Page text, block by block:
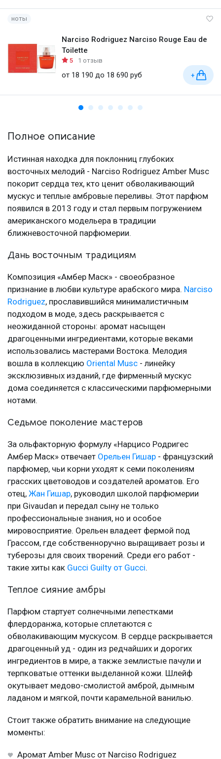
ноты
Narciso Rodriguez Narciso Rouge Eau de
Toilette
5 1 отзыв
от 18 190 до 18 690 руб +
Полное описание
Истинная находка для поклонниц глубоких
восточных мелодий - Narciso Rodriguez Amber Musc
покорит сердца тех, кто ценит обволакивающий
мускус и теплые амбровые переливы. Этот парфюм
появился в 2013 году и стал первым погружением
американского модельера в традиции
ближневосточной парфюмерии.
Дань восточным традициям
Композиция «Амбер Маск» - своеобразное
признание в любви культуре арабского мира. Narciso
Rodriguez, прославившийся минималистичным
подходом в моде, здесь раскрывается с
неожиданной стороны: аромат насыщен
драгоценными ингредиентами, которые веками
использовались мастерами Востока. Мелодия
вошла в коллекцию Oriental Musc - линейку
эксклюзивных изданий, где фирменный мускус
дома соединяется с классическими парфюмерными
нотами.
Седьмое поколение мастеров
За ольфакторную формулу «Нарцисо Родригес
Амбер Маск» отвечает Орельен Гишар - французский
парфюмер, чьи корни уходят к семи поколениям
грасских цветоводов и создателей ароматов. Его
отец, Жан Гишар, руководил школой парфюмерии
при Givaudan и передал сыну не только
профессиональные знания, но и особое
мировосприятие. Орельен владеет фермой под
Грассом, где собственноручно выращивает розы и
туберозы для своих творений. Среди его работ -
такие хиты как Gucci Guilty от Gucci.
Теплое сияние амбры
Парфюм стартует солнечными лепестками
флердоранжа, которые сплетаются с
обволакивающим мускусом. В сердце раскрывается
драгоценный уд - один из редчайших и дорогих
ингредиентов в мире, а также землистые пачули и
терпковатые оттенки выделанной кожи. Шлейф
окутывает медово-смолистой амброй, дымным
ладаном и мягкой, почти карамельной ванилью.
Стоит также обратить внимание на следующие
моменты:
Аромат Amber Musc от Narciso Rodriguez